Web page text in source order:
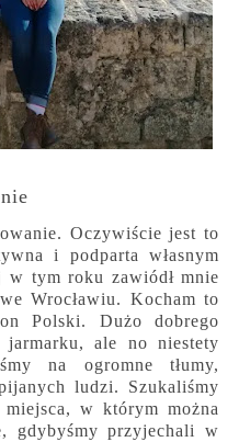
Oczywiście jest to
i podparta własnym
w tym roku zawiódł mnie
Wrocławiu. Kocham to
Polski. Dużo dobrego
jarmarku, ale no niestety
na ogromne tłumy,
ludzi. Szukaliśmy
w którym można
gdybyśmy przyjechali w